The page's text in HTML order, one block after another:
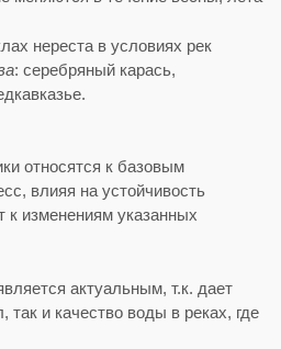
нереста в условиях рек
: серебряный карась,
относятся к базовым
влияя на устойчивость
к изменениям указанных
актуальным, т.к. дает
так и качество воды в реках, где